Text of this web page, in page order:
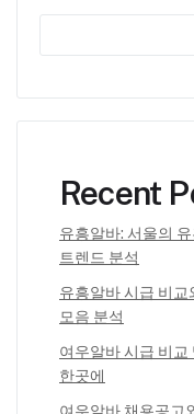
Recent
유흥알바: 서울의
트렌드 분석
유흥알바 시급 비교
모음 분석
여우알바 시급 비교
한곳에